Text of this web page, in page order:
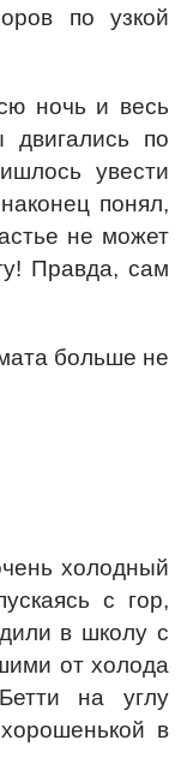
по узкой
ночь и весь
по
увести
понял,
не может
Правда, сам
больше не
холодный
с гор,
в школу с
от холода
на углу
в